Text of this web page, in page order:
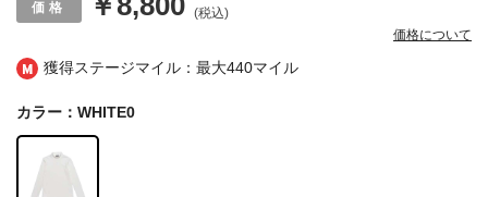
獲得ステージマイル：最大440マイル
(税込)
価格について
カラー：WHITE0